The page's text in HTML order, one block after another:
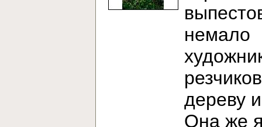
немало
дереву
Она же